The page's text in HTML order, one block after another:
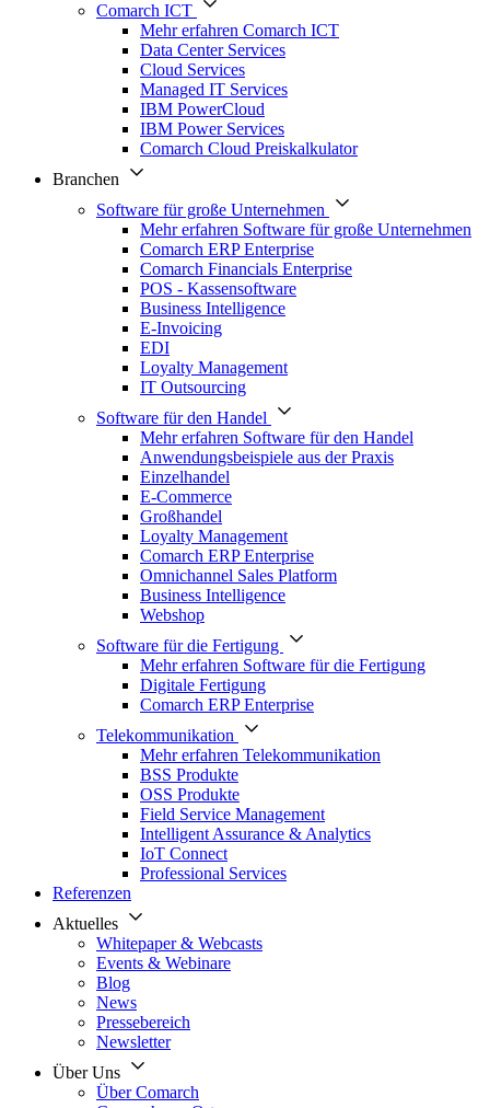
Comarch ICT
Mehr erfahren Comarch ICT
Data Center Services
Cloud Services
Managed IT Services
IBM PowerCloud
IBM Power Services
Comarch Cloud Preiskalkulator
Branchen
Software für große Unternehmen
Mehr erfahren Software für große Unternehmen
Comarch ERP Enterprise
Comarch Financials Enterprise
POS - Kassensoftware
Business Intelligence
E-Invoicing
EDI
Loyalty Management
IT Outsourcing
Software für den Handel
Mehr erfahren Software für den Handel
Anwendungsbeispiele aus der Praxis
Einzelhandel
E-Commerce
Großhandel
Loyalty Management
Comarch ERP Enterprise
Omnichannel Sales Platform
Business Intelligence
Webshop
Software für die Fertigung
Mehr erfahren Software für die Fertigung
Digitale Fertigung
Comarch ERP Enterprise
Telekommunikation
Mehr erfahren Telekommunikation
BSS Produkte
OSS Produkte
Field Service Management
Intelligent Assurance & Analytics
IoT Connect
Professional Services
Referenzen
Aktuelles
Whitepaper & Webcasts
Events & Webinare
Blog
News
Pressebereich
Newsletter
Über Uns
Über Comarch